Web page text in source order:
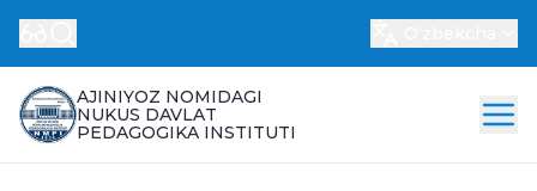
AJINIYOZ NOMIDAGI
NUKUS DAVLAT
PEDAGOGIKA INSTITUTI